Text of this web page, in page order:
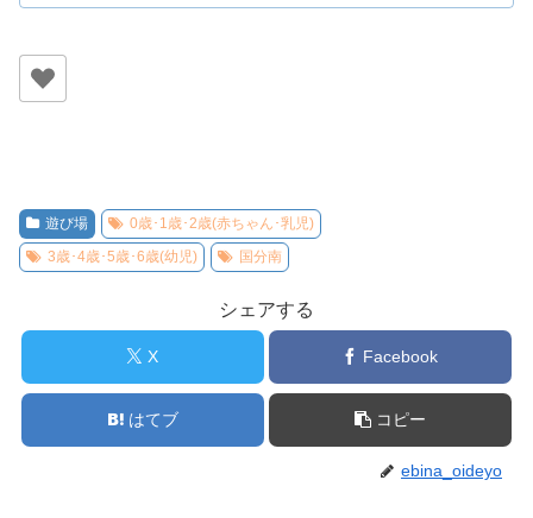
遊び場
0歳･1歳･2歳(赤ちゃん･乳児)
3歳･4歳･5歳･6歳(幼児)
国分南
シェアする
X Facebook
はてブ コピー
ebina_oideyo